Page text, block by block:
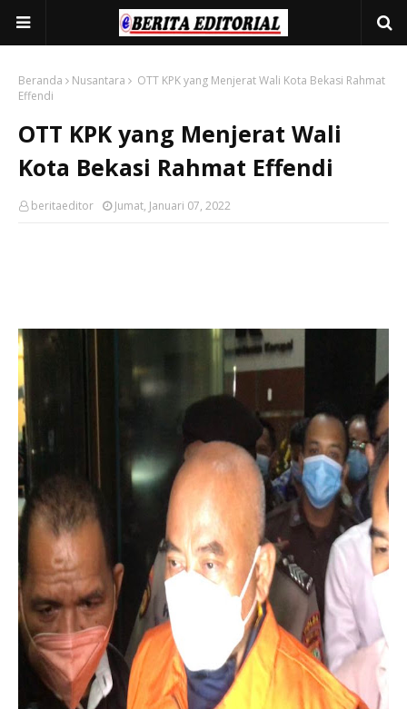
Beranda Nusantara
OTT KPK yang Menjerat Wali Kota Bekasi Rahmat
Effendi
OTT KPK yang Menjerat Wali
Kota Bekasi Rahmat Effendi
beritaeditor Jumat, Januari 07, 2022